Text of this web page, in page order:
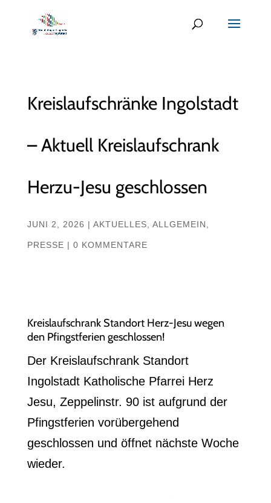
Kreislaufschränke Ingolstadt
– Aktuell Kreislaufschrank
Herzu-Jesu geschlossen
JUNI 2, 2026 | AKTUELLES ALLGEMEIN
PRESSE | 0 KOMMENTARE
Kreislaufschrank Standort Herz-Jesu wegen
den Pfingstferien geschlossen!
Der Kreislaufschrank Standort
Ingolstadt Katholische Pfarrei Herz
Jesu, Zeppelinstr. 90 ist aufgrund der
Pfingstferien vorübergehend
geschlossen und öffnet nächste Woche
wieder.